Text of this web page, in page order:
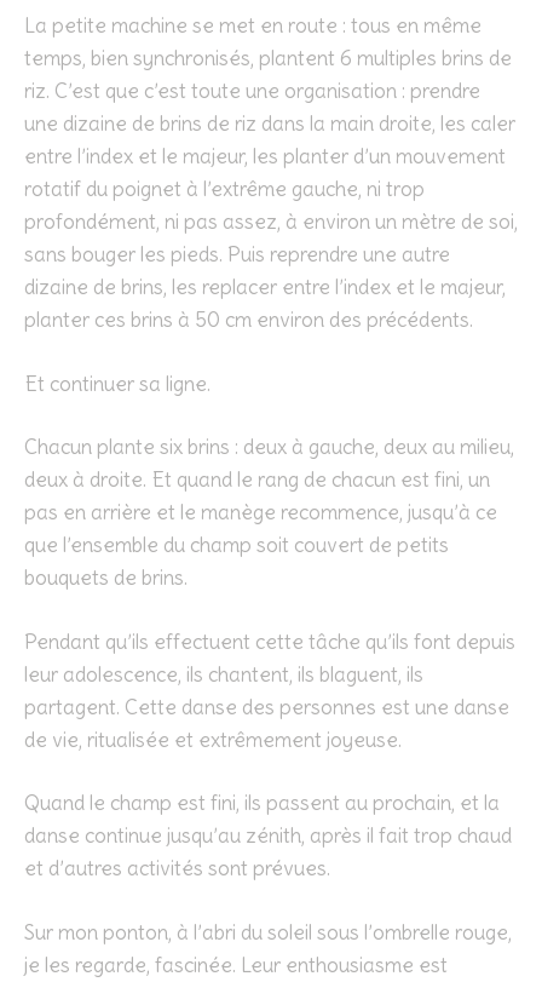
La petite machine se met en route : tous en même
temps, bien synchronisés, plantent 6 multiples brins de
riz. C’est que c’est toute une organisation : prendre
une dizaine de brins de riz dans la main droite, les caler
entre l’index et le majeur, les planter d’un mouvement
rotatif du poignet à l’extrême gauche, ni trop
profondément, ni pas assez, à environ un mètre de soi,
sans bouger les pieds. Puis reprendre une autre
dizaine de brins, les replacer entre l’index et le majeur,
planter ces brins à 50 cm environ des précédents.
Et continuer sa ligne.
Chacun plante six brins : deux à gauche, deux au milieu,
deux à droite. Et quand le rang de chacun est fini, un
pas en arrière et le manège recommence, jusqu’à ce
que l’ensemble du champ soit couvert de petits
bouquets de brins.
Pendant qu’ils effectuent cette tâche qu’ils font depuis
leur adolescence, ils chantent, ils blaguent, ils
partagent. Cette danse des personnes est une danse
de vie, ritualisée et extrêmement joyeuse.
Quand le champ est fini, ils passent au prochain, et la
danse continue jusqu’au zénith, après il fait trop chaud
et d’autres activités sont prévues.
Sur mon ponton, à l’abri du soleil sous l’ombrelle rouge,
je les regarde, fascinée. Leur enthousiasme est